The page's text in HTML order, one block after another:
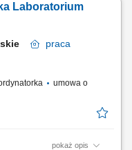
analitycznych. Bieżąca
aparatury
Laboratorium
praca
umowa o
pokaż opis